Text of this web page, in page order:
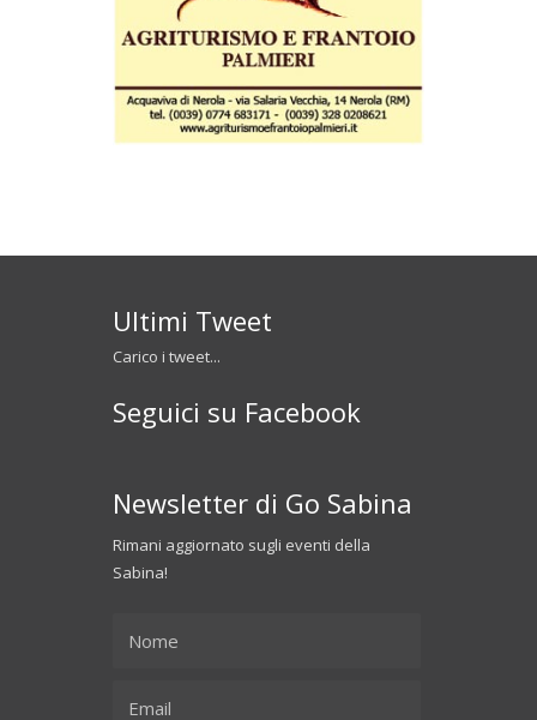
Ultimi Tweet
Carico i tweet...
Seguici su Facebook
Newsletter di Go Sabina
Rimani aggiornato sugli eventi della
Sabina!